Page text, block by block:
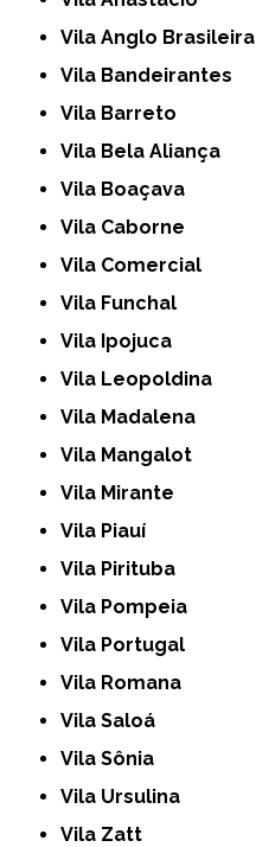
Vila Anglo Brasileira
Vila Bandeirantes
Vila Barreto
Vila Bela Aliança
Vila Boaçava
Vila Caborne
Vila Comercial
Vila Funchal
Vila Ipojuca
Vila Leopoldina
Vila Madalena
Vila Mangalot
Vila Mirante
Vila Piauí
Vila Pirituba
Vila Pompeia
Vila Portugal
Vila Romana
Vila Saloá
Vila Sônia
Vila Ursulina
Vila Zatt